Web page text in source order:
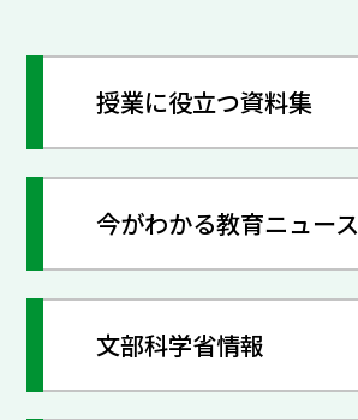
授業に役立つ資料集
今がわかる教育ニュース
文部科学省情報